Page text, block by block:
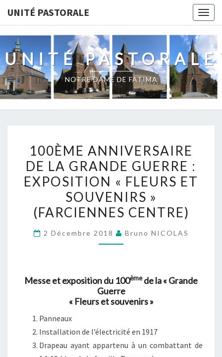
content
UNITÉ PASTORALE
UNITÉ PASTORALE
NOTRE DAME DE FATIMA
ANNIVERSAIRE
DE
LA
GRANDE
GUERRE
:
EXPOSITION
« FLEURS
SOUVENIRS »
(FARCIENNES
CENTRE)
100ÈME ANNIVERSAIRE
DE LA GRANDE GUERRE :
EXPOSITION « FLEURS ET
SOUVENIRS »
(FARCIENNES CENTRE)
2 Décembre 2018 Bruno NICOLAS
Messe et exposition du 100èmede la « Grande
Guerre
« Fleurs et souvenirs »
Panneaux
Installation de l’électricité en 1917
Drapeau ayant appartenu à un combattant de